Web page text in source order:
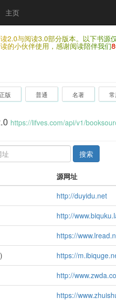
主页
2.0与阅读3.0部分版本。以下书源
的小伙伴使用，感谢阅读陪伴我们
版 普通 名著
https://lifves.com/api/v1/
搜索
源网址
http://duyidu.net
http://
https://
https://
http://
https://